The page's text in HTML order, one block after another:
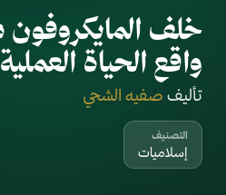
خلف
واقع الحياة العملية
تأليف صفيه الشحي
التصنيف
إسلاميات